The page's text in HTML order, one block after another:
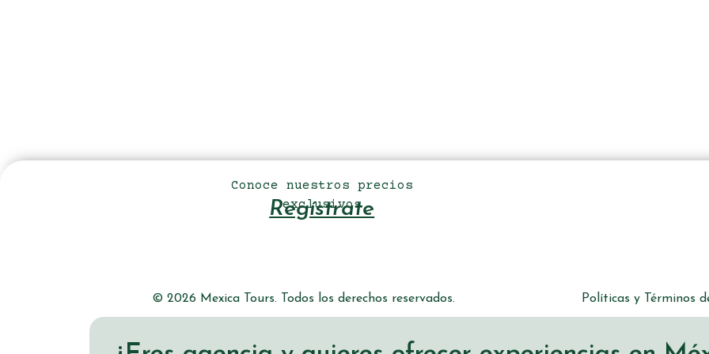
Conoce nuestros precios
exclusivos
Regístrate
© 2026 Mexica Tours. Todos los derechos reservados. Políticas y Términos